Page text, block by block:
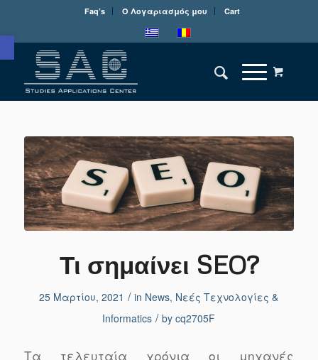
Ανοίξτε τη γραμμή εργαλείων
Faq’s Ο Λογαριασμός μου Cart
Τι σημαίνει SEO?
25 Μαρτίου, 2021 / in News, Νεές Τεχνολογίες &
Informatics / bycq2705F
Τα τελευταία χρόνια οι μηχανές